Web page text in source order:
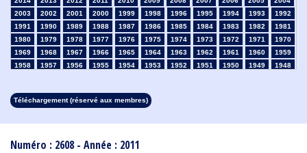
Numéro : 2608 - Année : 2011
2003
2002 2001 2000 1999 1998 1996 1995 1994 1993
1992
1991
1990 1989 1988 1987 1986 1985 1984 1983 1982
1981
1980
1979 1978 1977 1976 1975 1974 1973 1972 1971
1970
1969
1968 1967 1966 1965 1964 1963 1962 1961 1960
1959
1958
1957 1956 1955 1954 1953 1952 1951 1950 1949
1948
1913
1912 1911 1910 1909 1908
Téléchargement (réservé aux membres)